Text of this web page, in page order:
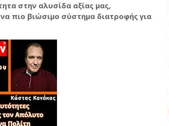
στην αλυσίδα αξίας μας,
πιο βιώσιμο σύστημα διατροφής για